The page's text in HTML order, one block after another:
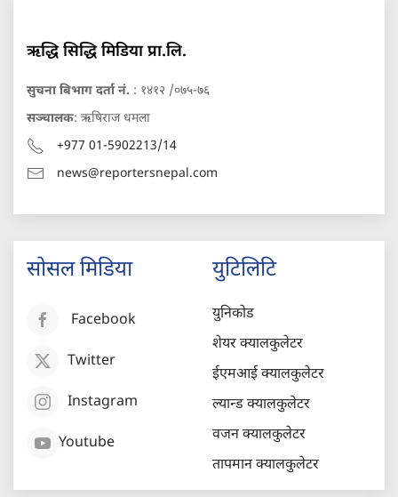
ऋद्धि सिद्धि मिडिया प्रा.लि.
सुचना बिभाग दर्ता नं. : १४१२ /०७५-७६
सञ्चालक: ऋषिराज धमला
+977 01-5902213/14
news@reportersnepal.com
सोसल मिडिया
Facebook
Twitter
Instagram
Youtube
युटिलिटि
युनिकोड
शेयर क्यालकुलेटर
ईएमआई क्यालकुलेटर
ल्यान्ड क्यालकुलेटर
वजन क्यालकुलेटर
तापमान क्यालकुलेटर